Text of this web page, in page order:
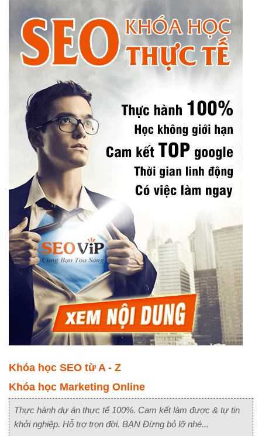
Khóa học SEO từ A - Z
Khóa học Marketing Online
Thực hành dự án thực tế 100%. Cam kết làm được & tự tin
khởi nghiệp. Hỗ trợ trọn đời. BẠN Đừng bỏ lỡ nhé...